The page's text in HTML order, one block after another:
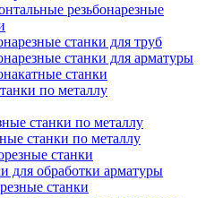
резьбонарезные
станки для труб
станки для арматуры
станки
по металлу
станки по металлу
станки по металлу
станки
для обработки арматуры
станки